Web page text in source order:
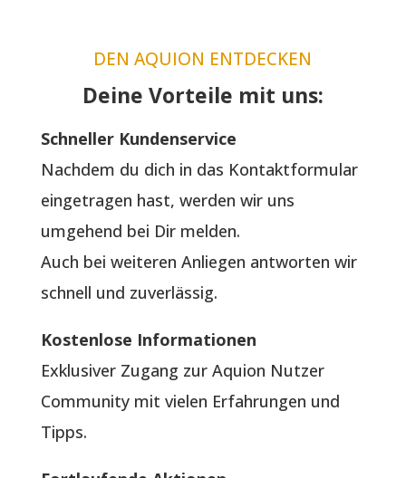
DEN AQUION ENTDECKEN
Deine Vorteile mit uns:
Schneller Kundenservice
Nachdem du dich in das Kontaktformular
eingetragen hast, werden wir uns
umgehend bei Dir melden.
Auch bei weiteren Anliegen antworten wir
schnell und zuverlässig.
Kostenlose Informationen
Exklusiver Zugang zur Aquion Nutzer
Community mit vielen Erfahrungen und
Tipps.